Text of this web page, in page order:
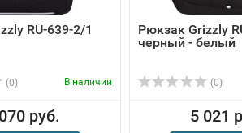
RU-639-2/1
(0) В наличии
руб.
Рюкзак Grizzly
черный - белый
(0)
5 021